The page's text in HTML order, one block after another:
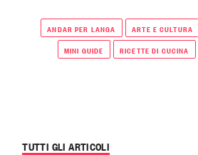
ANDAR PER LANGA ARTE E CULTURA
MINI GUIDE
RICETTE DI CUCINA
TUTTI GLI ARTICOLI